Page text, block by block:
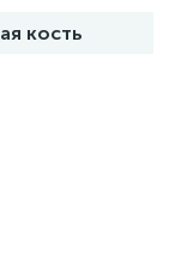
кость